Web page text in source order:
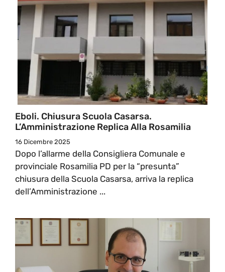
Eboli. Chiusura Scuola Casarsa.
L’Amministrazione Replica Alla Rosamilia
16 Dicembre 2025
Dopo l’allarme della Consigliera Comunale e
provinciale Rosamilia PD per la “presunta”
chiusura della Scuola Casarsa, arriva la replica
dell’Amministrazione ...